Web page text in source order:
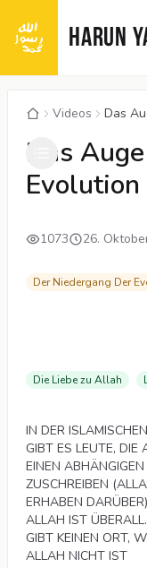
HARUN
Videos Das
CC
Das
Evolution
1073 26.
Der Niedergang Der
Die Liebe zu Allah
IN DER
GIBT ES LEUTE, DIE
EINEN
ZUSCHREIBEN
ERHABEN
ALLAH IST
GIBT KEINEN ORT,
ALLAH NICHT IST